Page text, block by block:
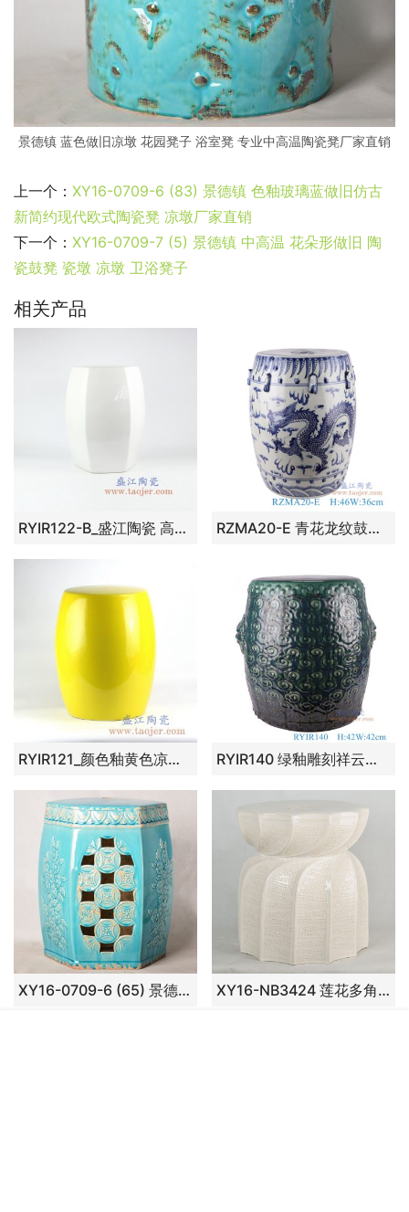
景德镇 蓝色做旧凉墩 花园凳子 浴室凳 专业中高温陶瓷凳厂家直销
上一个： XY16-0709-6 (83) 景德镇 色釉玻璃蓝做旧仿古
新简约现代欧式陶瓷凳 凉墩厂家直销
下一个： XY16-0709-7 (5) 景德镇 中高温 花朵形做旧 陶
瓷鼓凳 瓷墩 凉墩 卫浴凳子
相关产品
RYIR122-B_盛江陶瓷 高温颜色釉 纯白色六方六边形瓷凳 凳子 凉墩 RZMA20-E 青花龙纹鼓凳 高：46直径：36口径：底径：27.5重量：12.6KG
RYIR121_颜色釉黄色凉凳陶瓷墩花园凳浴室凳家居摆件吧台凳 RYIR140 绿釉雕刻祥云纹狮子头耳凳子凉墩， 高42直径42口径19.8底径重量12KG
XY16-0709-6 (65) 景德镇 镂空多边形中高温陶瓷凳鼓凳瓷墩室内外客厅卧室洗手间 XY16-NB3424 莲花多角出口品质中高温色釉陶瓷凳花园凳厂家直销盛江陶瓷